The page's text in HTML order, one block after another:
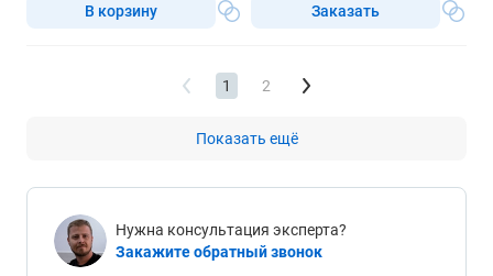
В корзину Заказать
1 2
Показать ещё
Нужна консультация эксперта?
Закажите обратный звонок